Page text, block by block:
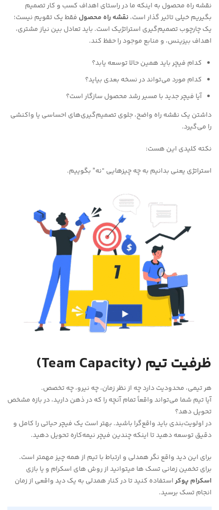
نقشه راه محصول به اینکه ما در راستای اهداف کسب و کار تصمیم
بگیریم خیلی تاثیر گذار است، نقشه راه محصول فقط یک تقویم نیست؛
یک چارچوب تصمیم‌گیری استراتژیک است. باید تعادل بین نیاز مشتری،
اهداف بیزینس، و منابع موجود را حفظ کند.
کدام فیچر باید همین حالا توسعه یابد؟
کدام مورد می‌تواند در نسخه بعدی بیاید؟
آیا فیچر جدید با مسیر رشد محصول سازگار است؟
داشتن یک نقشه راه واضح، جلوی تصمیم‌گیری‌های احساسی یا واکنشی
را می‌گیرد.
نکته کلیدی این هست:
استراتژی یعنی بدانیم به چه چیزهایی “نه” بگوییم.
ظرفیت تیم (Team Capacity)
هر تیمی، محدودیت دارد چه از نظر زمان، چه نیرو، چه تخصص.
آیا تیم شما می‌تواند واقعاً تمام آنچه را که در ذهن دارید، در بازه مشخص
تحویل دهد؟
در اولویت‌بندی باید واقع‌گرا باشید. بهتر است یک فیچر حیاتی را کامل و
دقیق توسعه دهید تا اینکه چندین فیچر نیمه‌کاره تحویل دهید.
برای این دید واقع نگر همدلی و ارتباط با تیم از همه چیز مهمتر است.
برای تخمین زمانی تسک ها میتوانید از روش های اسکرام و یا بازی
اسکرام پوکراستفاده کنید تا در کنار همدلی به یک دید واقعی از زمان
انجام تسک برسید.